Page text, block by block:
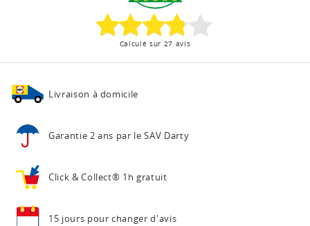
Calculé sur 27 avis
Livraison à domicile
Garantie 2 ans par le SAV Darty
Click & Collect® 1h gratuit
15 jours pour changer d'avis